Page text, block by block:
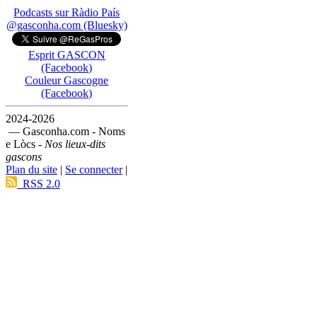
Podcasts sur Ràdio País
@gasconha.com (Bluesky)
Esprit GASCON
(Facebook)
Couleur Gascogne
(Facebook)
2024-2026
— Gasconha.com - Noms
e Lòcs - Nos lieux-dits
gascons
Plan du site | Se connecter|
RSS 2.0